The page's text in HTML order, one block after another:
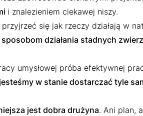
i znalezieniem ciekawej niszy.
się jak rzeczy działają w
działania stadnych
umysłowej próba efektywnej
w stanie dostarczać tyle
jest dobra drużyna. Ani plan,